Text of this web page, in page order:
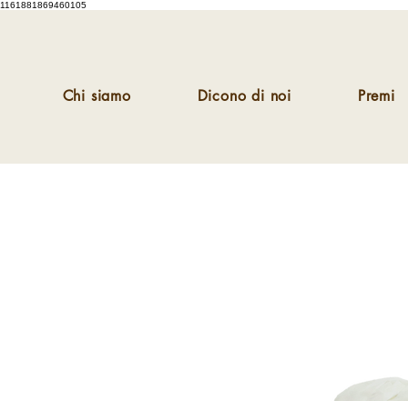
1161881869460105
Chi siamo Dicono di noi Premi